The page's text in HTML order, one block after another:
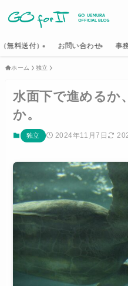
無料送付） お問い合わせ 事
ホーム 独立
水面下で進めるか
か。
独立 2024年11月7日